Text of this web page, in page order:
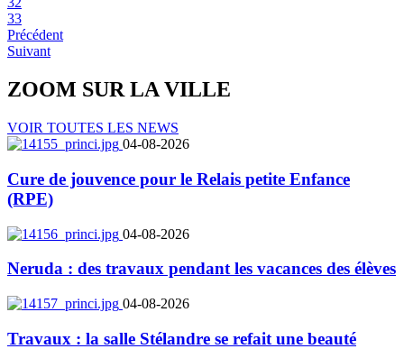
33
Précédent
Suivant
ZOOM SUR LAVILLE
VOIR TOUTES LES NEWS
04-08-2026
Cure de jouvence pour le Relais petite Enfance
(RPE)
04-08-2026
Neruda : des travaux pendant les vacances des élèves
04-08-2026
Travaux : la salle Stélandre se refait une beauté